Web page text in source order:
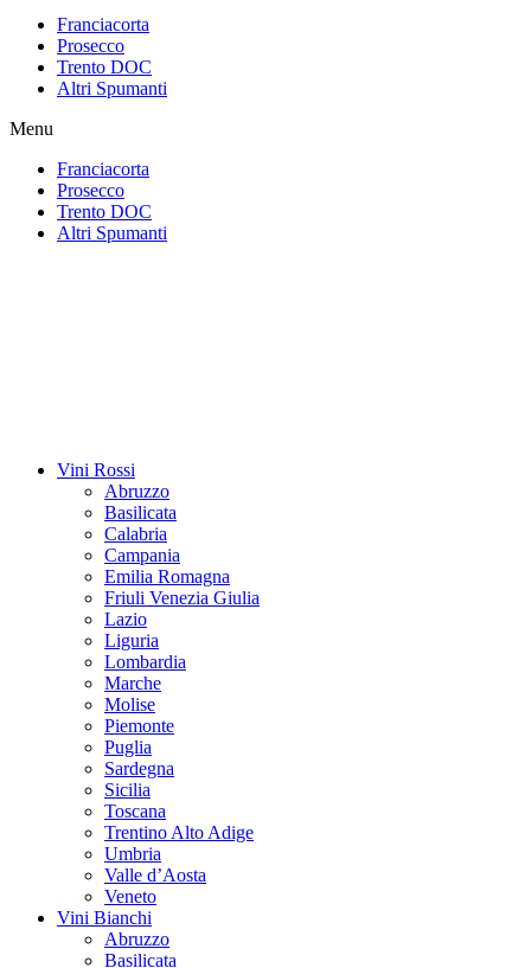
Franciacorta
Prosecco
Trento DOC
Altri Spumanti
Menu
Franciacorta
Prosecco
Trento DOC
Altri Spumanti
Vini Rossi
Abruzzo
Basilicata
Calabria
Campania
Emilia Romagna
Friuli Venezia Giulia
Lazio
Liguria
Lombardia
Marche
Molise
Piemonte
Puglia
Sardegna
Sicilia
Toscana
Trentino Alto Adige
Umbria
Valle d’Aosta
Veneto
Vini Bianchi
Abruzzo
Basilicata